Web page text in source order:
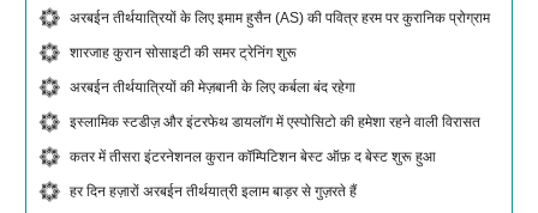
अरबईन तीर्थयात्रियों के लिए इमाम हुसैन (AS) की पवित्र हरम पर कुरानिक प्रोग्राम
शारजाह कुरान सोसाइटी की समर ट्रेनिंग शुरू
अरबईन तीर्थयात्रियों की मेज़बानी के लिए कर्बला बंद रहेगा
इस्लामिक स्टडीज़ और इंटरफेथ डायलॉग में एस्पोसिटो की हमेशा रहने वाली विरासत
कतर में तीसरा इंटरनेशनल कुरान कॉम्पिटिशन बेस्ट ऑफ़ द बेस्ट शुरू हुआ
हर दिन हज़ारों अरबईन तीर्थयात्री इलाम बाड़र से गुज़रते हैं